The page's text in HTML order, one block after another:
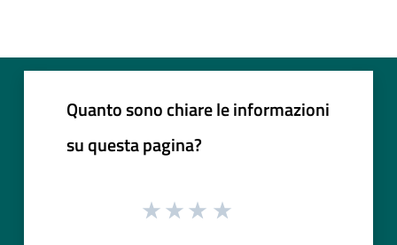
Quanto sono chiare le informazioni
su questa pagina?